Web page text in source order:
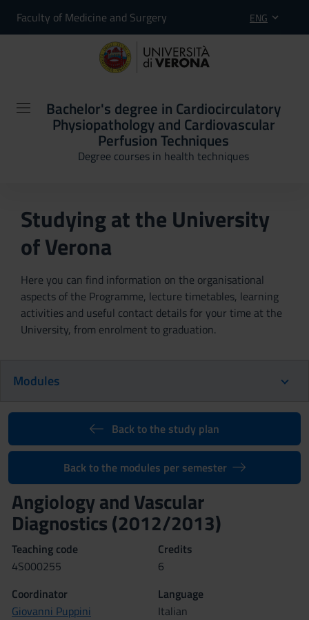
Faculty of Medicine and Surgery ENG
Bachelor's degree in Cardiocirculatory
Physiopathology and Cardiovascular
Perfusion Techniques
Degree courses in health techniques
Studying at the University
of Verona
Here you can find information on the organisational
aspects of the Programme, lecture timetables, learning
activities and useful contact details for your time at the
University, from enrolment to graduation.
Modules
Back to the study plan
Back to the modules per semester
Angiology and Vascular
Diagnostics (2012/2013)
Teaching code
4S000255
Credits
6
Coordinator
Giovanni Puppini
Language
Italian